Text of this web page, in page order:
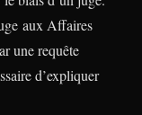
aux Affaires
une requête
d’expliquer